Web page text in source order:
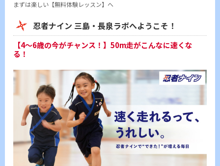
まずは楽しい【無料体験レッスン】へ
忍者ナイン 三島・長泉ラボへようこそ！
【4〜6歳の今がチャンス！】50m走がこんなに速くな
る！